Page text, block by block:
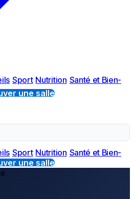
Sport Nutrition Santé et Bien-
une salle
Sport Nutrition Santé et Bien-
une salle